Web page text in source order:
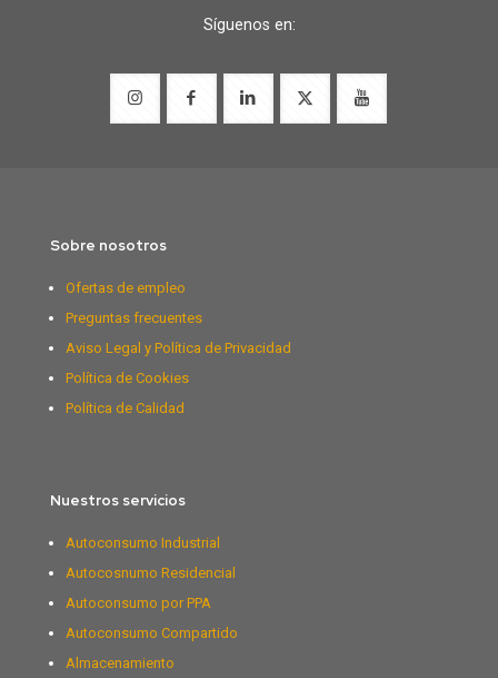
Síguenos en:
Sobre nosotros
Ofertas de empleo
Preguntas frecuentes
Aviso Legal y Política de Privacidad
Política de Cookies
Política de Calidad
Nuestros servicios
Autoconsumo Industrial
Autocosnumo Residencial
Autoconsumo por PPA
Autoconsumo Compartido
Almacenamiento